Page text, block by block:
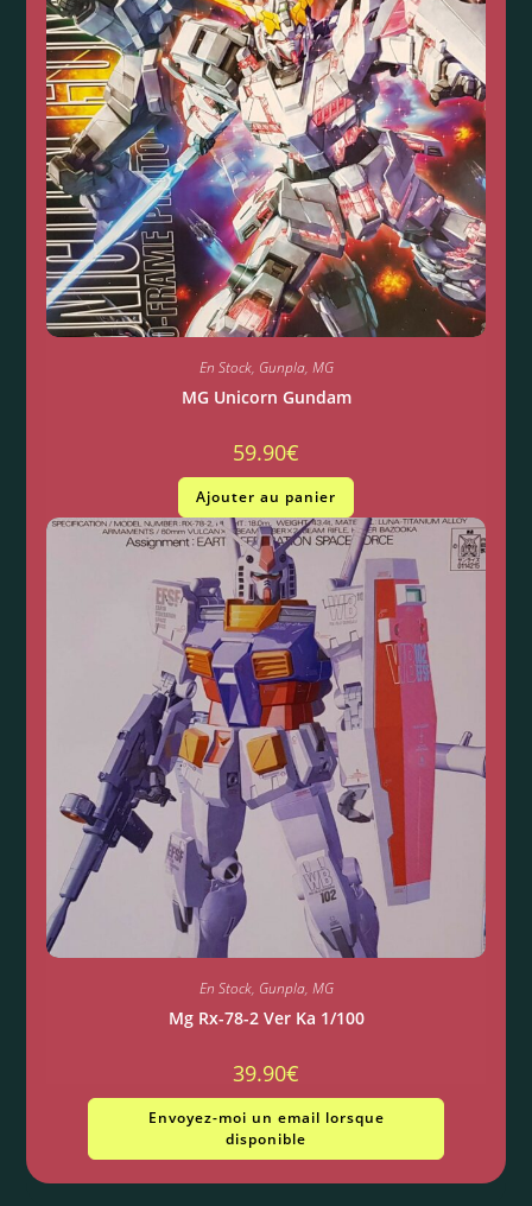
En Stock, Gunpla, MG
MG Unicorn Gundam
59.90€
Ajouter au panier
En Stock, Gunpla, MG
Mg Rx-78-2 Ver Ka 1/100
39.90€
Envoyez-moi un email lorsque
disponible